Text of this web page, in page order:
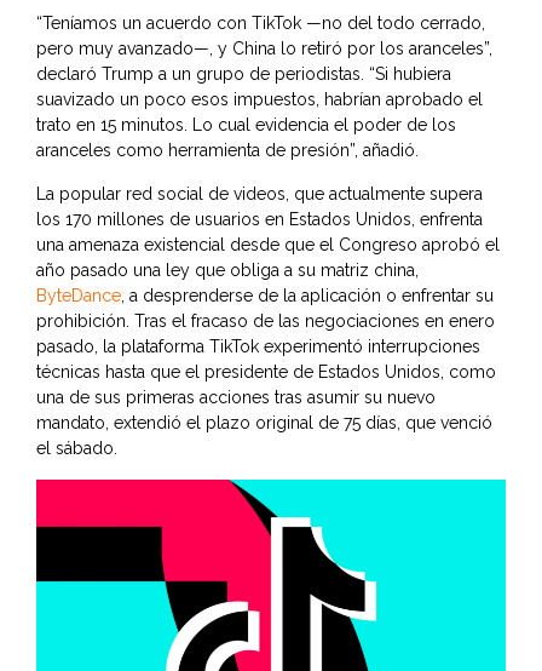
“Teníamos un acuerdo con TikTok —no del todo cerrado,
pero muy avanzado—, y China lo retiró por los aranceles”,
declaró Trump a un grupo de periodistas. “Si hubiera
suavizado un poco esos impuestos, habrían aprobado el
trato en 15 minutos. Lo cual evidencia el poder de los
aranceles como herramienta de presión”, añadió.
La popular red social de videos, que actualmente supera
los 170 millones de usuarios en Estados Unidos, enfrenta
una amenaza existencial desde que el Congreso aprobó el
año pasado una ley que obliga a su matriz china,
ByteDance, a desprenderse de la aplicación o enfrentar su
prohibición. Tras el fracaso de las negociaciones en enero
pasado, la plataforma TikTok experimentó interrupciones
técnicas hasta que el presidente de Estados Unidos, como
una de sus primeras acciones tras asumir su nuevo
mandato, extendió el plazo original de 75 días, que venció
el sábado.